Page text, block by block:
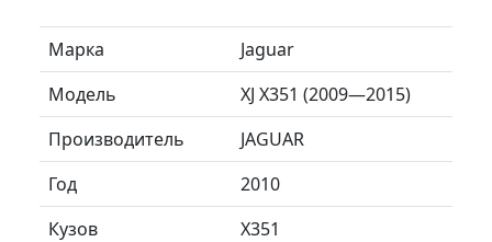
Марка
Jaguar
Модель
XJ X351 (2009—2015)
Производитель
JAGUAR
Год
2010
Кузов
X351